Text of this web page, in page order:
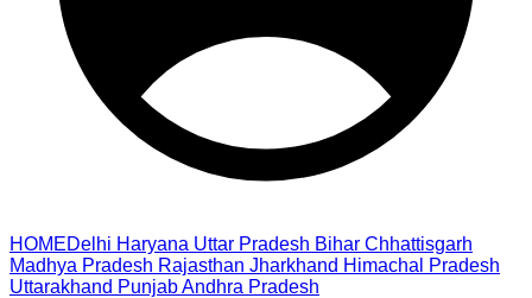
HOMEDelhi Haryana Uttar Pradesh Bihar Chhattisgarh
Madhya Pradesh Rajasthan Jharkhand Himachal Pradesh
Uttarakhand PunjabAndhra Pradesh